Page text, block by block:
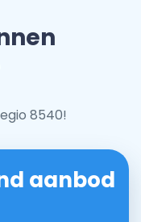
8540!
aanbod